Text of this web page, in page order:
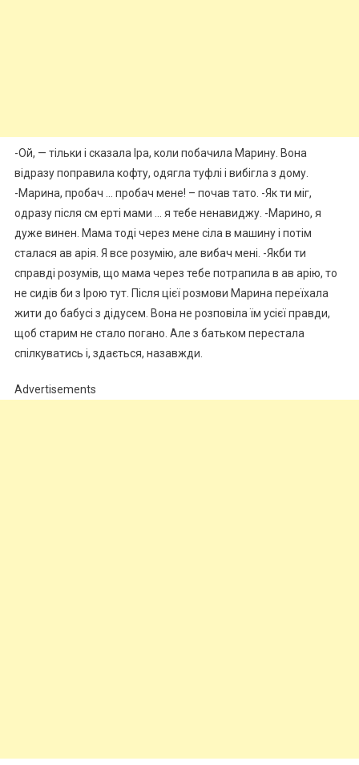
-Ой, — тільки і сказала Іра, коли побачила Марину. Вона
відразу поправила кофту, одягла туфлі і вибігла з дому.
-Марина, пробач … пробач мене! – почав тато. -Як ти міг,
одразу після см еpті мами … я тебе ненавиджу. -Марино, я
дуже винен. Мама тоді через мене сіла в машину і потім
сталася ав apiя. Я все розумію, але вибач мені. -Якби ти
справді розумів, що мама через тебе потрапила в ав apію, то
не сидів би з Ірою тут. Після цієї розмови Марина переїхала
жити до бабусі з дідусем. Вона не розповіла їм усієї правди,
щоб старим не стало погано. Але з батьком перестала
спілкуватись і, здається, назавжди.
Advertisements